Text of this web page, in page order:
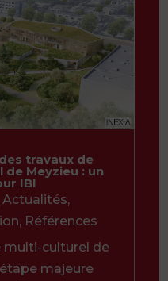
travaux de
de Meyzieu : un
IBI
Actualités,
, Références
multi-culturel de
majeure